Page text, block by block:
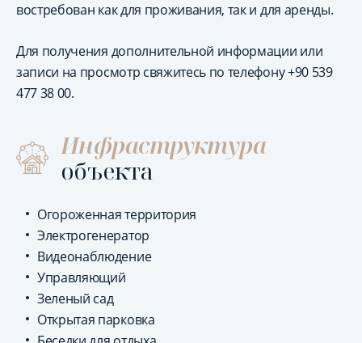
востребован как для проживания, так и для аренды.
Для получения дополнительной информации или
записи на просмотр свяжитесь по телефону +90 539
477 38 00.
Инфраструктура
объекта
Огороженная территория
Электрогенератор
Видеонаблюдение
Управляющий
Зеленый сад
Открытая парковка